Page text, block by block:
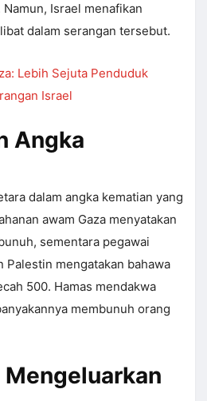
Namun, Israel menafikan
dalam serangan tersebut.
Lebih Sejuta Penduduk
Israel
Angka
dalam angka kematian yang
awam Gaza menyatakan
sementara pegawai
Palestin mengatakan bahawa
500. Hamas mendakwa
membunuh orang